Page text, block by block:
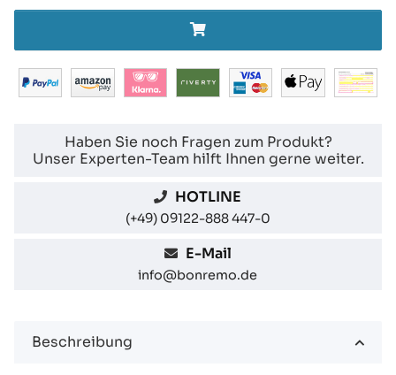
Haben Sie noch Fragen zum Produkt?
Unser Experten-Team hilft Ihnen gerne weiter.
HOTLINE
(+49) 09122-888 447-0
E-Mail
info@bonremo.de
Beschreibung